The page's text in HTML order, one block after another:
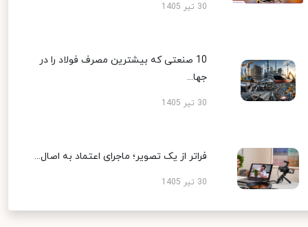
30 تیر 1405
10 صنعتی که بیشترین مصرف فولاد را در
جها...
30 تیر 1405
فراتر از یک تصویر؛ ماجرای اعتماد به اصال...
30 تیر 1405